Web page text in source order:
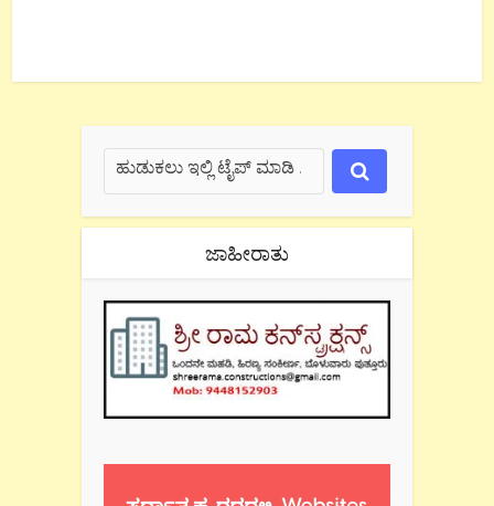
ಜಾಹೀರಾತು